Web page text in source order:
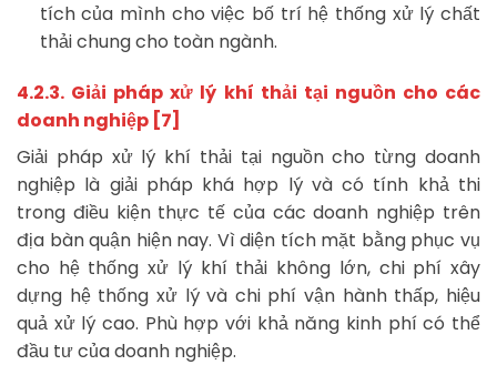
tích của mình cho việc bố trí hệ thống xử lý chất
thải chung cho toàn ngành.
4.2.3. Giải pháp xử lý khí thải tại nguồn cho các
doanh nghiệp [7]
Giải pháp xử lý khí thải tại nguồn cho từng doanh
nghiệp là giải pháp khá hợp lý và có tính khả thi
trong điều kiện thực tế của các doanh nghiệp trên
địa bàn quận hiện nay. Vì diện tích mặt bằng phục vụ
cho hệ thống xử lý khí thải không lớn, chi phí xây
dựng hệ thống xử lý và chi phí vận hành thấp, hiệu
quả xử lý cao. Phù hợp với khả năng kinh phí có thể
đầu tư của doanh nghiệp.